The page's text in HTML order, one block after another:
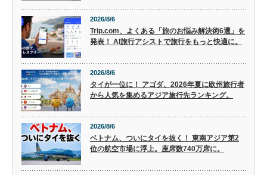
2026/8/6
Trip.com、よくある「旅のお悩み解決術6選」を
発表！ AI旅行アシストで旅行をもっと快適に。
2026/8/6
タイが一位に！ アゴダ、2026年夏に欧州旅行者
から人気を集めるアジア旅行先ランキング。
2026/8/6
ベトナム、ついにタイを抜く！ 東南アジア第2
位の航空市場に浮上。座席数740万席に。